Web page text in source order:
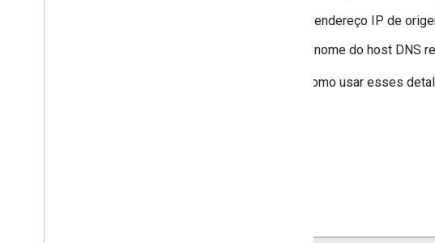
O endereço IP de
O nome do host DNS
Saiba como usar esses